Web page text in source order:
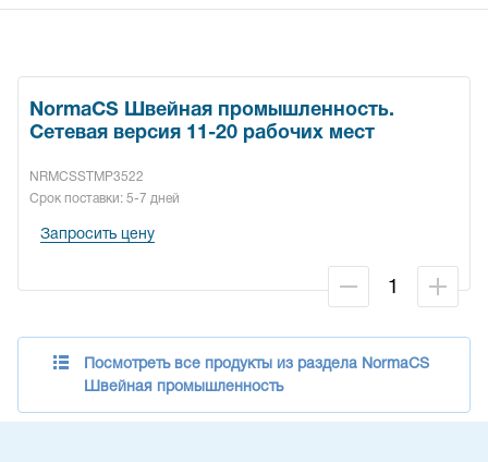
NormaCS Швейная промышленность.
Сетевая версия 11-20 рабочих мест
NRMCSSTMP3522
Срок поставки: 5-7 дней
Запросить цену
Посмотреть все продукты из раздела NormaCS
Швейная промышленность